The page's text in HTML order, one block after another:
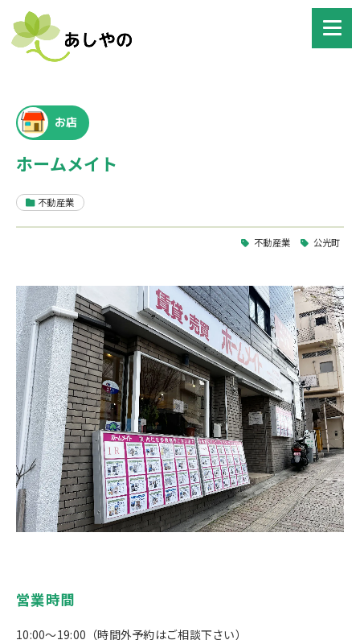
お店
ホームメイト
不動産業
不動産業 公光町
営業時間
10:00〜19:00（時間外予約はご相談下さい）